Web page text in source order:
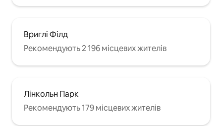
Вриглі Філд
Рекомендують 2 196 місцевих жителів
Лінкольн Парк
Рекомендують 179 місцевих жителів